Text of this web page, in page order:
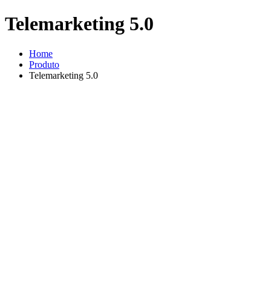
Telemarketing 5.0
Home
Produto
Telemarketing 5.0